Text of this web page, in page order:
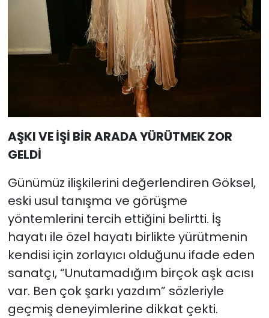
AŞKI VE İŞİ BİR ARADA YÜRÜTMEK ZOR
GELDİ
Günümüz ilişkilerini değerlendiren Göksel,
eski usul tanışma ve görüşme
yöntemlerini tercih ettiğini belirtti. İş
hayatı ile özel hayatı birlikte yürütmenin
kendisi için zorlayıcı olduğunu ifade eden
sanatçı, “Unutamadığım birçok aşk acısı
var. Ben çok şarkı yazdım” sözleriyle
geçmiş deneyimlerine dikkat çekti.